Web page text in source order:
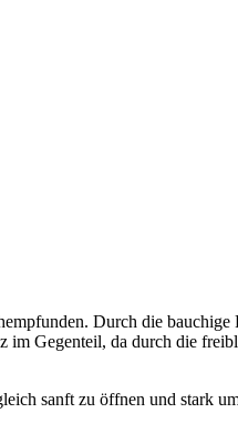
Durch die
Gegenteil, da durch die
sanft zu öffnen und stark